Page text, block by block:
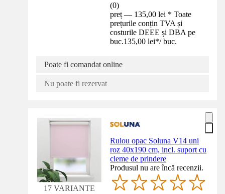
(0)
preț — 135,00 lei * Toate
prețurile conțin TVA și
costurile DEEE și DBA pe
buc.135,00 lei*/ buc.
Poate fi comandat online
Nu poate fi rezervat
17 VARIANTE
Rulou opac Soluna V14 uni
roz 40x190 cm, incl. suport cu
cleme de prindere
Produsul nu are încă recenzii.